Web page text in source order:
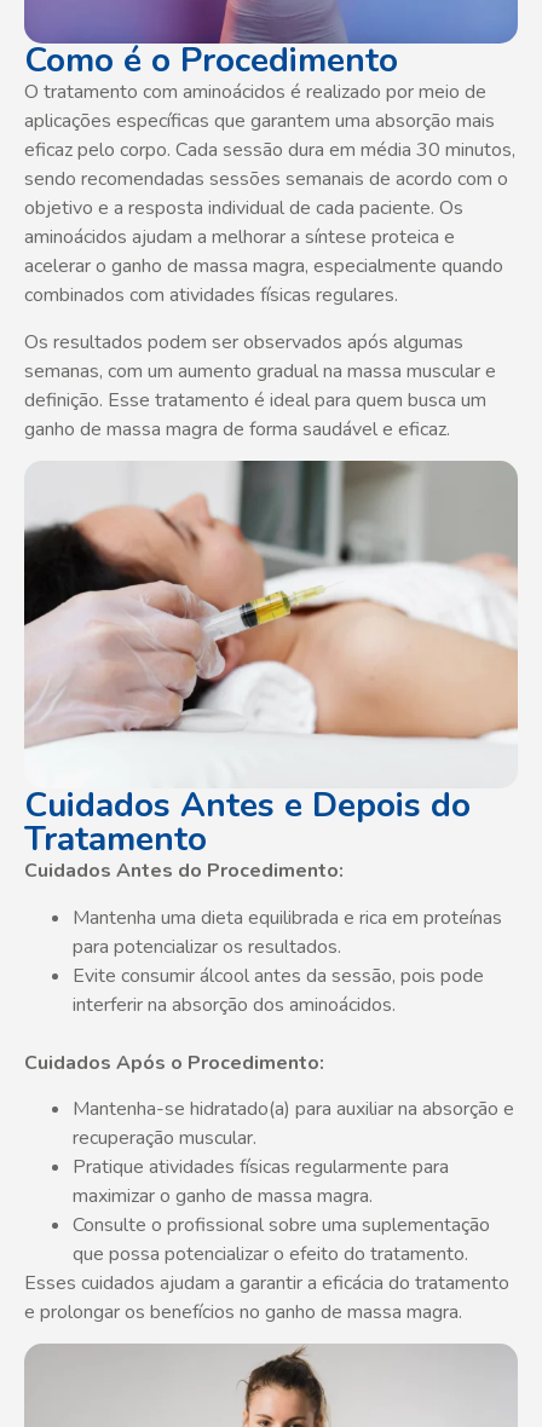
Como é o Procedimento
O tratamento com aminoácidos é realizado por meio de
aplicações específicas que garantem uma absorção mais
eficaz pelo corpo. Cada sessão dura em média 30 minutos,
sendo recomendadas sessões semanais de acordo com o
objetivo e a resposta individual de cada paciente. Os
aminoácidos ajudam a melhorar a síntese proteica e
acelerar o ganho de massa magra, especialmente quando
combinados com atividades físicas regulares.
Os resultados podem ser observados após algumas
semanas, com um aumento gradual na massa muscular e
definição. Esse tratamento é ideal para quem busca um
ganho de massa magra de forma saudável e eficaz.
Cuidados Antes e Depois do
Tratamento
Cuidados Antes do Procedimento:
Mantenha uma dieta equilibrada e rica em proteínas
para potencializar os resultados.
Evite consumir álcool antes da sessão, pois pode
interferir na absorção dos aminoácidos.
Cuidados Após o Procedimento:
Mantenha-se hidratado(a) para auxiliar na absorção e
recuperação muscular.
Pratique atividades físicas regularmente para
maximizar o ganho de massa magra.
Consulte o profissional sobre uma suplementação
que possa potencializar o efeito do tratamento.
Esses cuidados ajudam a garantir a eficácia do tratamento
e prolongar os benefícios no ganho de massa magra.